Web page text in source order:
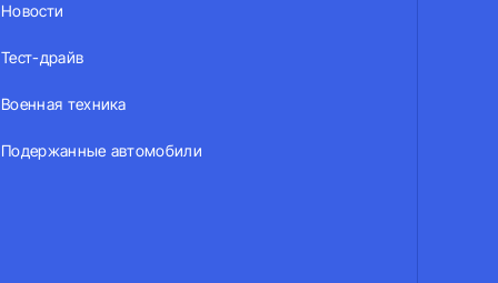
Новости
Тест-драйв
Военная техника
Подержанные автомобили